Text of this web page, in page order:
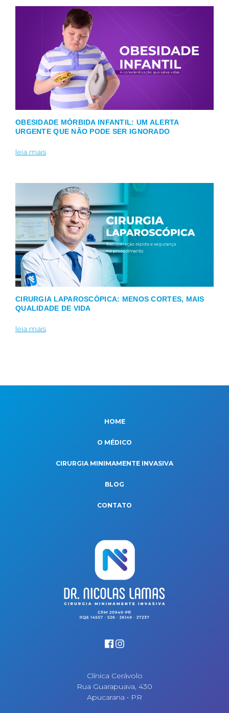
OBESIDADE MÓRBIDA INFANTIL: UM ALERTA
URGENTE QUE NÃO PODE SER IGNORADO
leia mais
CIRURGIA LAPAROSCÓPICA: MENOS CORTES, MAIS
QUALIDADE DE VIDA
leia mais
HOME
O MÉDICO
CIRURGIA MINIMAMENTE INVASIVA
BLOG
CONTATO
Clínica Cerávolo
Rua Guarapuava, 430
Apucarana • PR